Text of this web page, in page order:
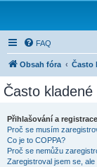
FAQ
Obsah fóra Často
Často
Přihlašování a registrace
Proč se musím
Co je to COPPA?
Proč se nemůžu
Zaregistroval jsem se,